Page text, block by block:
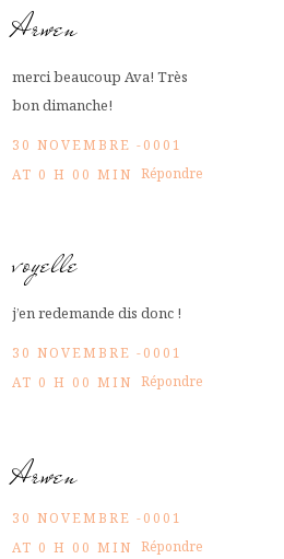
Arwen
merci beaucoup Ava! Très
bon dimanche!
30 NOVEMBRE -0001
AT 0 H 00 MIN Répondre
voyelle
j’en redemande dis donc !
30 NOVEMBRE -0001
AT 0 H 00 MIN Répondre
Arwen
30 NOVEMBRE -0001
AT 0 H 00 MIN Répondre